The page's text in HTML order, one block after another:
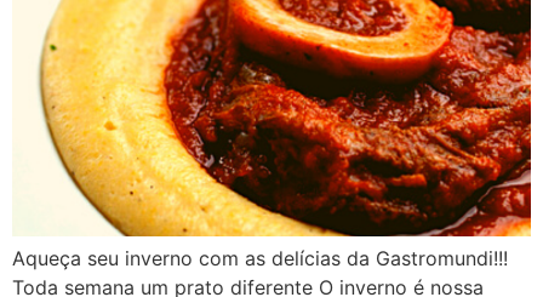
Aqueça seu inverno com as delícias da Gastromundi!!!
Toda semana um prato diferente O inverno é nossa